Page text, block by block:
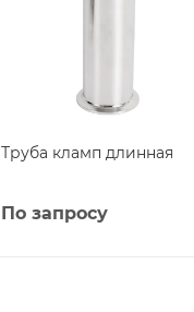
Труба кламп длинная
По запросу